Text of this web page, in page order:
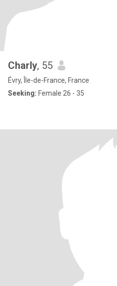
Charly, 55
Évry, Île-de-France, France
Seeking: Female 26 - 35